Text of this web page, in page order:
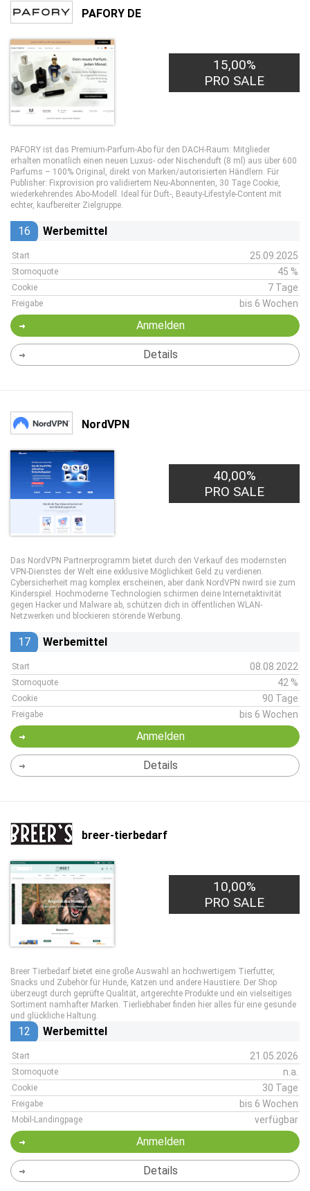
PAFORY DE
20,00€
PRO LEAD
15,00%
PRO SALE
PAFORY ist das Premium-Parfum-Abo für den DACH-Raum: Mitglieder
erhalten monatlich einen neuen Luxus- oder Nischenduft (8 ml) aus über 600
Parfums – 100% Original, direkt von Marken/autorisierten Händlern. Für
Publisher: Fixprovision pro validiertem Neu-Abonnenten, 30 Tage Cookie,
wiederkehrendes Abo-Modell. Ideal für Duft-, Beauty-Lifestyle-Content mit
echter, kaufbereiter Zielgruppe.
16 Werbemittel
Start 25.09.2025
Stornoquote 45 %
Cookie 7 Tage
Freigabe bis 6 Wochen
Anmelden
Details
NordVPN
40,00%
PRO SALE
Das NordVPN Partnerprogramm bietet durch den Verkauf des modernsten
VPN-Dienstes der Welt eine exklusive Möglichkeit Geld zu verdienen.
Cybersicherheit mag komplex erscheinen, aber dank NordVPN nwird sie zum
Kinderspiel. Hochmoderne Technologien schirmen deine Internetaktivität
gegen Hacker und Malware ab, schützen dich in öffentlichen WLAN-
Netzwerken und blockieren störende Werbung.
17 Werbemittel
Start 08.08.2022
Stornoquote 42 %
Cookie 90 Tage
Freigabe bis 6 Wochen
Anmelden
Details
breer-tierbedarf
10,00%
PRO SALE
Breer Tierbedarf bietet eine große Auswahl an hochwertigem Tierfutter,
Snacks und Zubehör für Hunde, Katzen und andere Haustiere. Der Shop
überzeugt durch geprüfte Qualität, artgerechte Produkte und ein vielseitiges
Sortiment namhafter Marken. Tierliebhaber finden hier alles für eine gesunde
und glückliche Haltung.
12 Werbemittel
Start 21.05.2026
Stornoquote n.a.
Cookie 30 Tage
Freigabe bis 6 Wochen
Mobil-Landingpage verfügbar
Anmelden
Details